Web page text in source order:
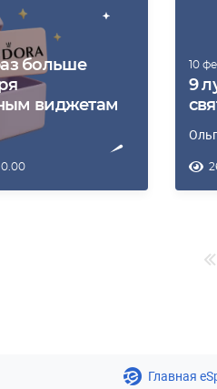
больше
виджетам
0.00
10
9
Главная